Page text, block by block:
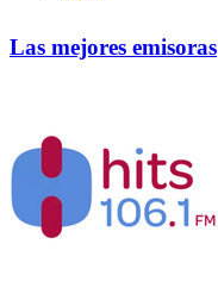
Las mejores emisoras